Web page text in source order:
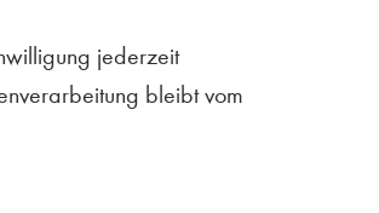
jederzeit
bleibt vom